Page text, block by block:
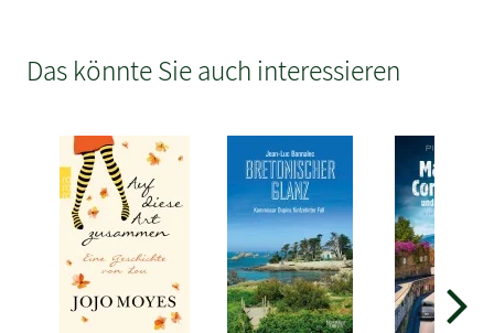
Das könnte Sie auch interessieren